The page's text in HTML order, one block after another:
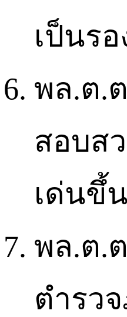
เป็นร
พล.ต.
สอบส
เด่นขึ้
พล.ต.
ตำรว